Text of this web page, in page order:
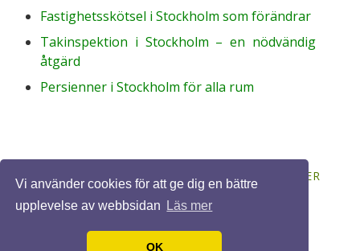
Vi använder cookies för att ge dig en bättre
upplevelse av webbsidan
Läs mer
OK
Fastighetsskötsel i Stockholm som förändrar
Takinspektion i Stockholm – en nödvändig
åtgärd
Persienner i Stockholm för alla rum
© 2026 BYGGASJÄLV.ORG. ALLA RÄTTIGHETER
FÖRBEHÅLLNA. DESIGN BYFCT